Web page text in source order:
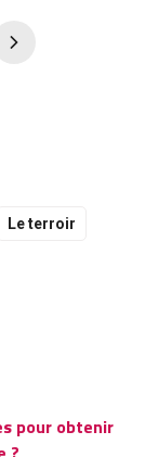
Le terroir
pour obtenir